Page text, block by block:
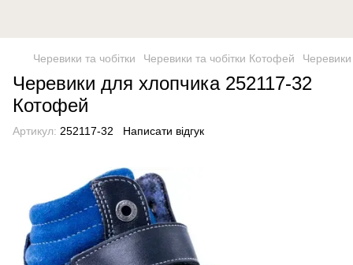
Черевики та чобітки Черевики та чобітки Котофей
Черевики для хлопчика 252117-32
Котофей
Артикул: 252117-32 Написати відгук